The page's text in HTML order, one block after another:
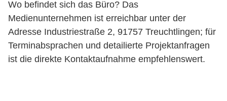
Wo befindet sich das Büro? Das
Medienunternehmen ist erreichbar unter der
Adresse Industriestraße 2, 91757 Treuchtlingen; für
Terminabsprachen und detailierte Projektanfragen
ist die direkte Kontaktaufnahme empfehlenswert.